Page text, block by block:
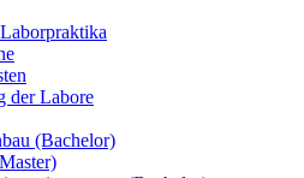
der Labore
(Bachelor)